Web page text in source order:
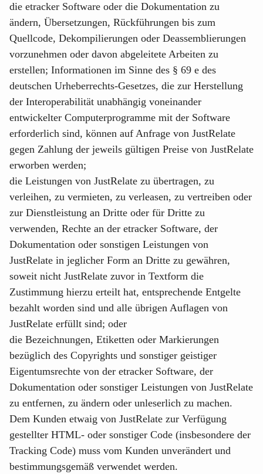
die etracker Software oder die Dokumentation zu
ändern, Übersetzungen, Rückführungen bis zum
Quellcode, Dekompilierungen oder Deassemblierungen
vorzunehmen oder davon abgeleitete Arbeiten zu
erstellen; Informationen im Sinne des § 69 e des
deutschen Urheberrechts-Gesetzes, die zur Herstellung
der Interoperabilität unabhängig voneinander
entwickelter Computerprogramme mit der Software
erforderlich sind, können auf Anfrage von JustRelate
gegen Zahlung der jeweils gültigen Preise von JustRelate
erworben werden;
die Leistungen von JustRelate zu übertragen, zu
verleihen, zu vermieten, zu verleasen, zu vertreiben oder
zur Dienstleistung an Dritte oder für Dritte zu
verwenden, Rechte an der etracker Software, der
Dokumentation oder sonstigen Leistungen von
JustRelate in jeglicher Form an Dritte zu gewähren,
soweit nicht JustRelate zuvor in Textform die
Zustimmung hierzu erteilt hat, entsprechende Entgelte
bezahlt worden sind und alle übrigen Auflagen von
JustRelate erfüllt sind; oder
die Bezeichnungen, Etiketten oder Markierungen
bezüglich des Copyrights und sonstiger geistiger
Eigentumsrechte von der etracker Software, der
Dokumentation oder sonstiger Leistungen von JustRelate
zu entfernen, zu ändern oder unleserlich zu machen.
Dem Kunden etwaig von JustRelate zur Verfügung
gestellter HTML- oder sonstiger Code (insbesondere der
Tracking Code) muss vom Kunden unverändert und
bestimmungsgemäß verwendet werden.